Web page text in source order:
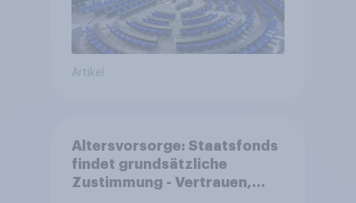
Artikel
Altersvorsorge: Staatsfonds
findet grundsätzliche
Zustimmung - Vertrauen,